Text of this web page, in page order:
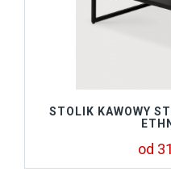
STOLIK KAWOWY
od